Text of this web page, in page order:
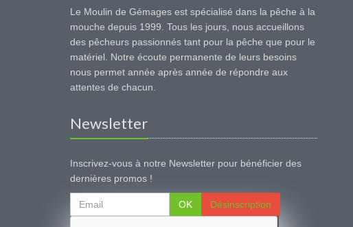
Le Moulin de Gémages est spécialisé dans la pêche à la
mouche depuis 1999. Tous les jours, nous accueillons
des pêcheurs passionnés tant pour la pêche que pour le
matériel. Notre écoute permanente de leurs besoins
nous permet année après année de répondre aux
attentes de chacun.
Newsletter
Inscrivez-vous à notre Newsletter pour bénéficier des
dernières promos !
OK Désinscription